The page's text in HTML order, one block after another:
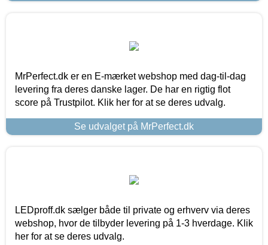
MrPerfect.dk er en E-mærket webshop med dag-til-dag
levering fra deres danske lager. De har en rigtig flot
score på Trustpilot. Klik her for at se deres udvalg.
Se udvalget på MrPerfect.dk
LEDproff.dk sælger både til private og erhverv via deres
webshop, hvor de tilbyder levering på 1-3 hverdage. Klik
her for at se deres udvalg.